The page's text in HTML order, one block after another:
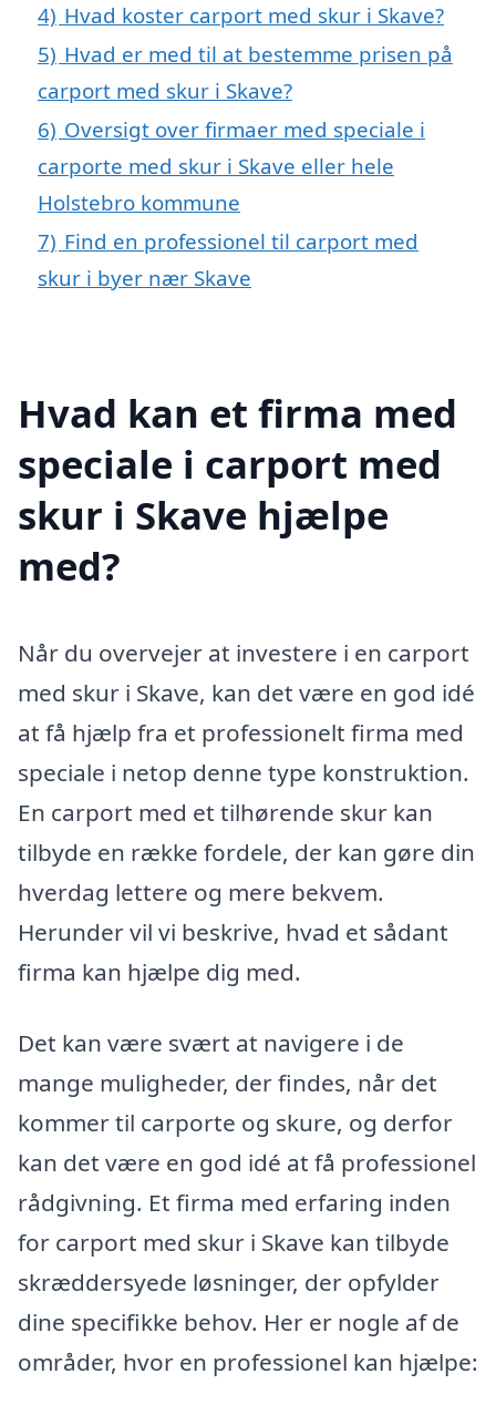
4) Hvad koster carport med skur i Skave?
5) Hvad er med til at bestemme prisen på
carport med skur i Skave?
6) Oversigt over firmaer med speciale i
carporte med skur i Skave eller hele
Holstebro kommune
7) Find en professionel til carport med
skur i byer nær Skave
Hvad kan et firma med
speciale i carport med
skur i Skave hjælpe
med?
Når du overvejer at investere i en carport
med skur i Skave, kan det være en god idé
at få hjælp fra et professionelt firma med
speciale i netop denne type konstruktion.
En carport med et tilhørende skur kan
tilbyde en række fordele, der kan gøre din
hverdag lettere og mere bekvem.
Herunder vil vi beskrive, hvad et sådant
firma kan hjælpe dig med.
Det kan være svært at navigere i de
mange muligheder, der findes, når det
kommer til carporte og skure, og derfor
kan det være en god idé at få professionel
rådgivning. Et firma med erfaring inden
for carport med skur i Skave kan tilbyde
skræddersyede løsninger, der opfylder
dine specifikke behov. Her er nogle af de
områder, hvor en professionel kan hjælpe: